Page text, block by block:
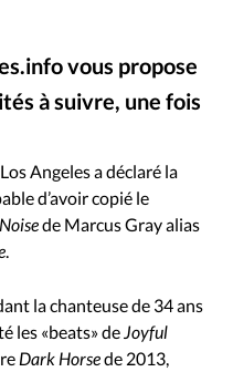
Economie
Liberté religieuse
vous propose
à suivre, une fois
Dark Horse © capture YouTube
Angeles a déclaré la
d’avoir copié le
de Marcus Gray alias
la chanteuse de 34 ans
les «beats» deJoyful
Dark Horsede 2013,